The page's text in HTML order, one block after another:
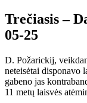
Trečiasis –
05-25
D. Požarickij,
neteisėtai disponavo
gabeno jas
11 metų laisvės